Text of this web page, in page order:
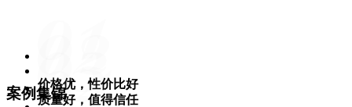
价格优，性价比好
质量好，值得信任
案例集锦